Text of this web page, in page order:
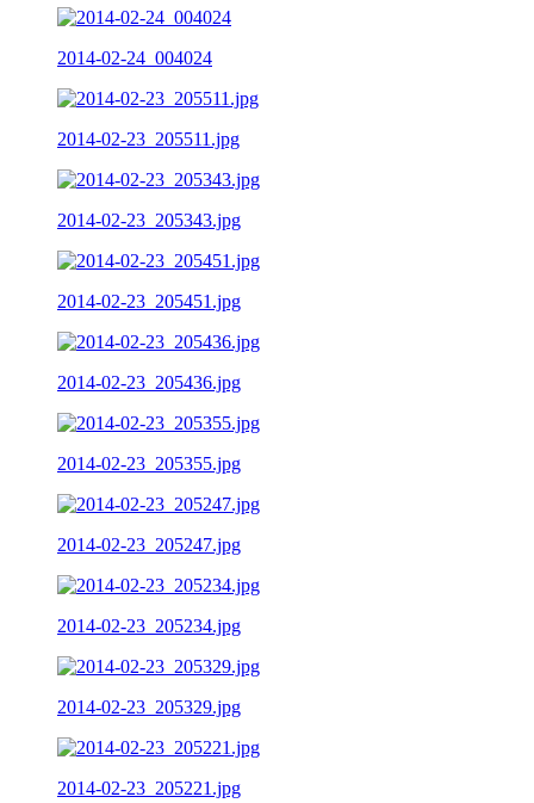
2014-02-24_004024
2014-02-23_205511.jpg
2014-02-23_205343.jpg
2014-02-23_205451.jpg
2014-02-23_205436.jpg
2014-02-23_205355.jpg
2014-02-23_205247.jpg
2014-02-23_205234.jpg
2014-02-23_205329.jpg
2014-02-23_205221.jpg